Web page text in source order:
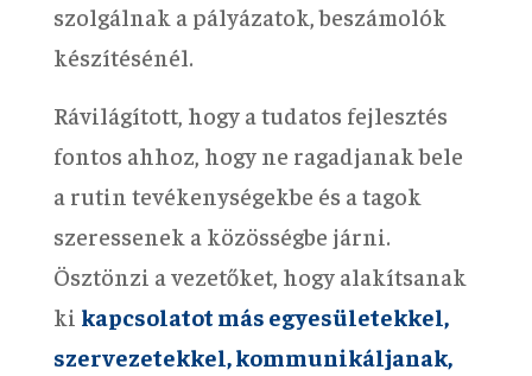
szolgálnak a pályázatok, beszámolók
készítésénél.
Rávilágított, hogy a tudatos fejlesztés
fontos ahhoz, hogy ne ragadjanak bele
a rutin tevékenységekbe és a tagok
szeressenek a közösségbe járni.
Ösztönzi a vezetőket, hogy alakítsanak
ki kapcsolatot más egyesületekkel,
szervezetekkel, kommunikáljanak,